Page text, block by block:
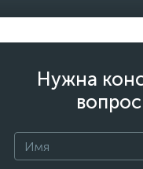
Нужна